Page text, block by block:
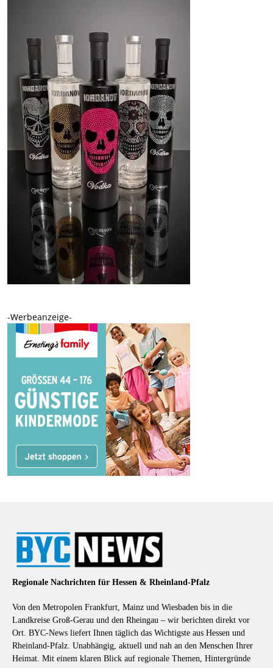
-Werbeanzeige-
Regionale Nachrichten für Hessen & Rheinland-Pfalz
Von den Metropolen Frankfurt, Mainz und Wiesbaden bis in die
Landkreise Groß-Gerau und den Rheingau – wir berichten direkt vor
Ort. BYC-News liefert Ihnen täglich das Wichtigste aus Hessen und
Rheinland-Pfalz. Unabhängig, aktuell und nah an den Menschen Ihrer
Heimat. Mit einem klaren Blick auf regionale Themen, Hintergründe